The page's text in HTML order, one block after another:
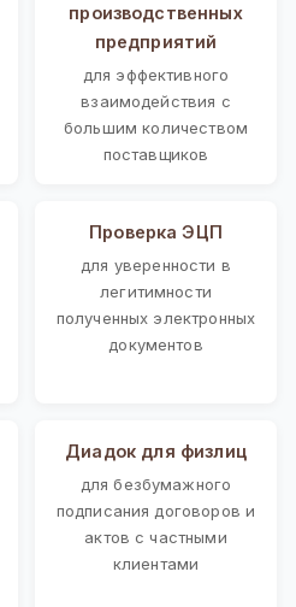
производственных
предприятий
для эффективного
взаимодействия с
большим количеством
поставщиков
Проверка ЭЦП
для уверенности в
легитимности
полученных электронных
документов
Диадок для физлиц
для безбумажного
подписания договоров и
актов с частными
клиентами